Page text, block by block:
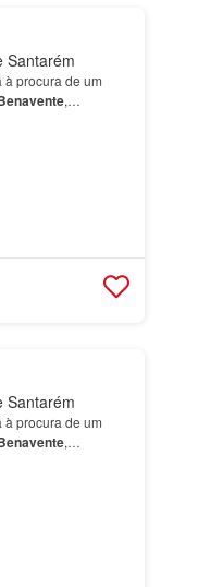
Santarém
procura de um
,
idea…
Santarém
procura de um
,
idea…